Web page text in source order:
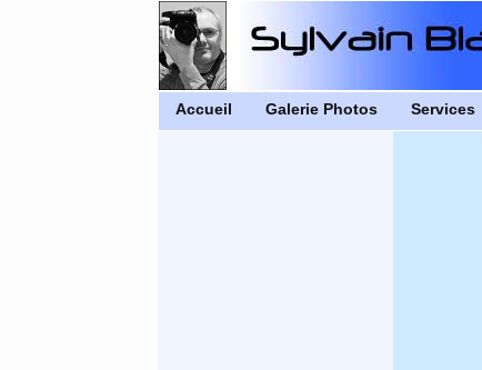
Accueil Galerie Photos Services